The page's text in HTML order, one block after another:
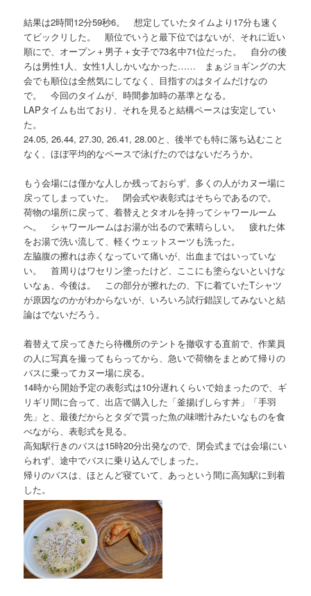
結果は2時間12分59秒6。 想定していたタイムより17分も速く
てビックリした。 順位でいうと最下位ではないが、それに近い
順にで、オープン＋男子＋女子で73名中71位だった。 自分の後
ろは男性1人、女性1人しかいなかった…… まぁジョギングの大
会でも順位は全然気にしてなく、目指すのはタイムだけなの
で。 今回のタイムが、時間参加時の基準となる。
LAPタイムも出ており、それを見ると結構ペースは安定してい
た。
24.05, 26.44, 27.30, 26.41, 28.00と、後半でも特に落ち込むこと
なく、ほぼ平均的なペースで泳げたのではないだろうか。
もう会場には僅かな人しか残っておらず、多くの人がカヌー場に
戻ってしまっていた。 閉会式や表彰式はそちらであるので。
荷物の場所に戻って、着替えとタオルを持ってシャワールーム
へ。 シャワールームはお湯が出るので素晴らしい。 疲れた体
をお湯で洗い流して、軽くウェットスーツも洗った。
左脇腹の擦れは赤くなっていて痛いが、出血まではいっていな
い。 首周りはワセリン塗ったけど、ここにも塗らないといけな
いなぁ、今後は。 この部分が擦れたの、下に着ていたTシャツ
が原因なのかがわからないが、いろいろ試行錯誤してみないと結
論はでないだろう。
着替えて戻ってきたら待機所のテントを撤収する直前で、作業員
の人に写真を撮ってもらってから、急いで荷物をまとめて帰りの
バスに乗ってカヌー場に戻る。
14時から開始予定の表彰式は10分遅れくらいで始まったので、ギ
リギリ間に合って、出店で購入した「釜揚げしらす丼」「手羽
先」と、最後だからとタダで貰った魚の味噌汁みたいなものを食
べながら、表彰式を見る。
高知駅行きのバスは15時20分出発なので、閉会式までは会場にい
られず、途中でバスに乗り込んでしまった。
帰りのバスは、ほとんど寝ていて、あっという間に高知駅に到着
した。